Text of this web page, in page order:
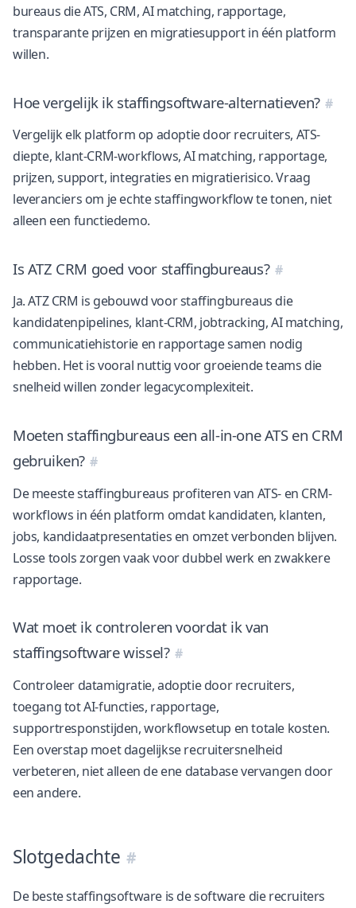
bureaus die ATS, CRM, AI matching, rapportage,
transparante prijzen en migratiesupport in één platform
willen.
Hoe vergelijk ik staffingsoftware-alternatieven?
Vergelijk elk platform op adoptie door recruiters, ATS-
diepte, klant-CRM-workflows, AI matching, rapportage,
prijzen, support, integraties en migratierisico. Vraag
leveranciers om je echte staffingworkflow te tonen, niet
alleen een functiedemo.
Is ATZ CRM goed voor staffingbureaus?
Ja. ATZ CRM is gebouwd voor staffingbureaus die
kandidatenpipelines, klant-CRM, jobtracking, AI matching,
communicatiehistorie en rapportage samen nodig
hebben. Het is vooral nuttig voor groeiende teams die
snelheid willen zonder legacycomplexiteit.
Moeten staffingbureaus een all-in-one ATS en CRM
gebruiken?
De meeste staffingbureaus profiteren van ATS- en CRM-
workflows in één platform omdat kandidaten, klanten,
jobs, kandidaatpresentaties en omzet verbonden blijven.
Losse tools zorgen vaak voor dubbel werk en zwakkere
rapportage.
Wat moet ik controleren voordat ik van
staffingsoftware wissel?
Controleer datamigratie, adoptie door recruiters,
toegang tot AI-functies, rapportage,
supportresponstijden, workflowsetup en totale kosten.
Een overstap moet dagelijkse recruitersnelheid
verbeteren, niet alleen de ene database vervangen door
een andere.
Slotgedachte
De beste staffingsoftware is de software die recruiters